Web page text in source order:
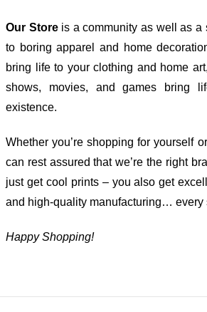
Our Storeis a community as well as a
to boring apparel and home
bring life to your clothing and home
shows, movies, and games bring
existence.
Whether you’re shopping for yourself
can rest assured that we’re the right
just get cool prints – you also get
and high-quality manufacturing… every
Happy Shopping!